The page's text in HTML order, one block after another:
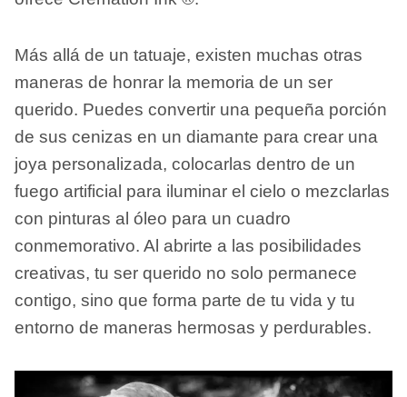
Más allá de un tatuaje, existen muchas otras
maneras de honrar la memoria de un ser
querido. Puedes convertir una pequeña porción
de sus cenizas en un diamante para crear una
joya personalizada, colocarlas dentro de un
fuego artificial para iluminar el cielo o mezclarlas
con pinturas al óleo para un cuadro
conmemorativo. Al abrirte a las posibilidades
creativas, tu ser querido no solo permanece
contigo, sino que forma parte de tu vida y tu
entorno de maneras hermosas y perdurables.